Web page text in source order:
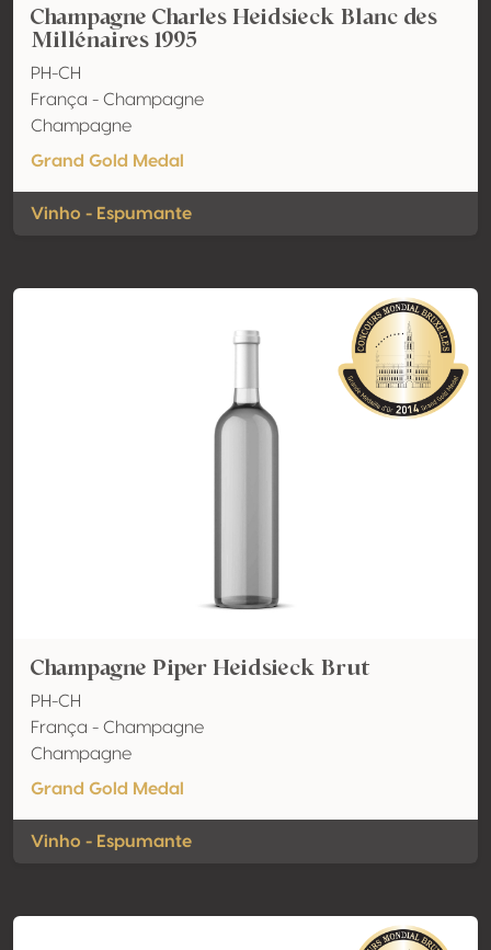
Champagne Charles Heidsieck Blanc des
Millénaires 1995
PH-CH
França - Champagne
Champagne
Grand Gold Medal
Vinho - Espumante
Champagne Piper Heidsieck Brut
PH-CH
França - Champagne
Champagne
Grand Gold Medal
Vinho - Espumante